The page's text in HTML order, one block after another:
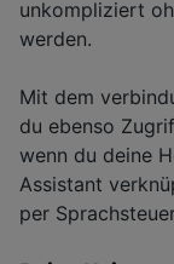
unkompliziert
werden.
Mit dem
du ebenso
wenn du deine
Assistant
per